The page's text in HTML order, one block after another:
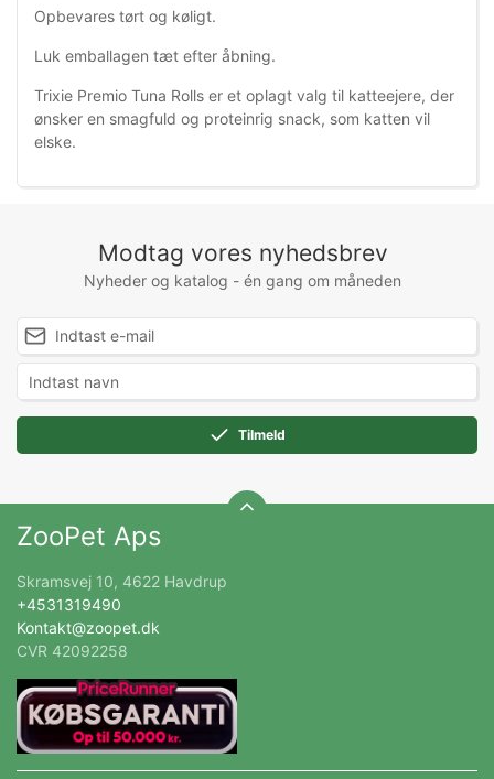
Opbevares tørt og køligt.
Luk emballagen tæt efter åbning.
Trixie Premio Tuna Rolls er et oplagt valg til katteejere, der
ønsker en smagfuld og proteinrig snack, som katten vil
elske.
Modtag vores nyhedsbrev
Nyheder og katalog - én gang om måneden
Tilmeld
ZooPet Aps
Skramsvej 10, 4622 Havdrup
+4531319490
Kontakt@zoopet.dk
CVR 42092258